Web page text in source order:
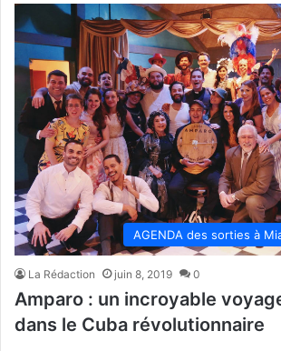
AGENDA des sorties à
La Rédaction juin 8, 2019 0
Amparo : un incroyable
dans le Cuba révolutionnaire